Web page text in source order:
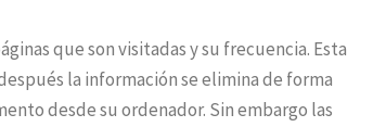
que son visitadas y su frecuencia. Esta
la información se elimina de forma
desde su ordenador. Sin embargo las